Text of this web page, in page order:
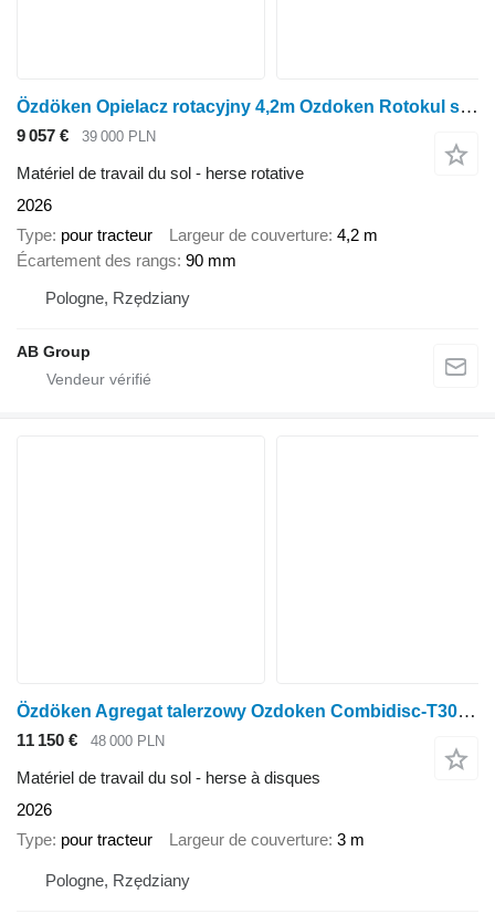
Özdöken Opielacz rotacyjny 4,2m Ozdoken Rotokul składana rama
9 057 € 39 000 PLN
Matériel de travail du sol - herse rotative
2026
Type pour tracteur Largeur de couverture 4,2 m
Écartement des rangs 90 mm
Pologne, Rzędziany
AB Group
Özdöken Agregat talerzowy Ozdoken Combidisc-T300, 3 m - wersja półzawies
11 150 € 48 000 PLN
Matériel de travail du sol - herse à disques
2026
Type pour tracteur Largeur de couverture 3 m
Pologne, Rzędziany